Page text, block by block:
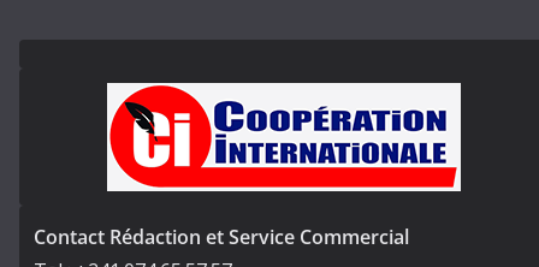
Contact Rédaction et Service Commercial